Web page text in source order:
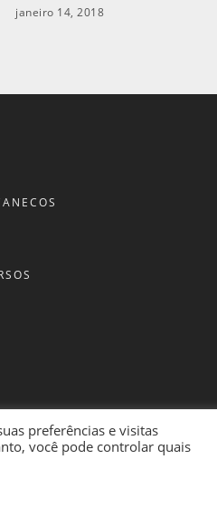
janeiro 14, 2018
preferências e visitas
você pode controlar quais